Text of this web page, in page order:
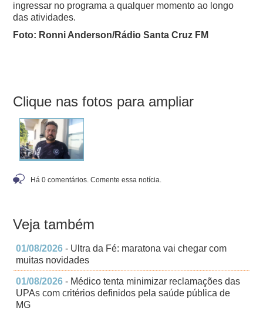
ingressar no programa a qualquer momento ao longo
das atividades.
Foto: Ronni Anderson/Rádio Santa Cruz FM
Clique nas fotos para ampliar
Há 0 comentários. Comente essa notícia.
Veja também
01/08/2026 - Ultra da Fé: maratona vai chegar com
muitas novidades
01/08/2026 - Médico tenta minimizar reclamações das
UPAs com critérios definidos pela saúde pública de
MG